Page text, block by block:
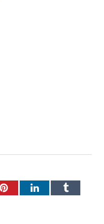
PinterestLinkedInTumblr